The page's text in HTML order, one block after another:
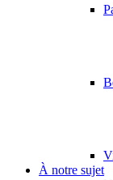
À notre sujet